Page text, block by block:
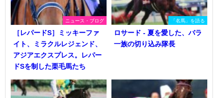
ニュース・ブログ
［レパードS］ミッキーファ
イト、ミラクルレジェンド、
アジアエクスプレス。レパー
ドSを制した栗毛馬たち
「名馬」を語る
ロサード - 夏を愛した、バラ
一族の切り込み隊長